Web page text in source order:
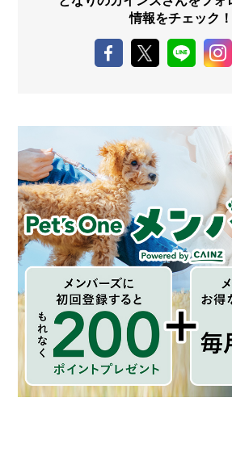
情報をチェック！